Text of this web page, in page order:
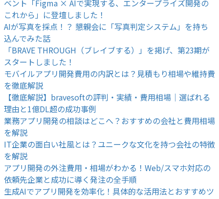
ベント「Figma × AIで実現する、エンタープライズ開発の
これから」に登壇しました！
AIが写真を採点！？ 懇親会に「写真判定システム」を持ち
込んでみた話
「BRAVE THROUGH（ブレイブする）」を掲げ、第23期が
スタートしました！
モバイルアプリ開発費用の内訳とは？見積もり相場や維持費
を徹底解説
【徹底解説】bravesoftの評判・実績・費用相場｜選ばれる
理由と1億DL超の成功事例
業務アプリ開発の相談はどこへ？おすすめの会社と費用相場
を解説
IT企業の面白い社風とは？ユニークな文化を持つ会社の特徴
を解説
アプリ開発の外注費用・相場がわかる！Web/スマホ対応の
依頼先企業と成功に導く発注の全手順
生成AIでアプリ開発を効率化！具体的な活用法とおすすめツ